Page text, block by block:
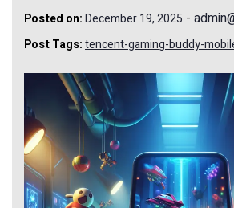
Posted on:December 19, 2025 -
Post Tags:tencent-gaming-buddy-